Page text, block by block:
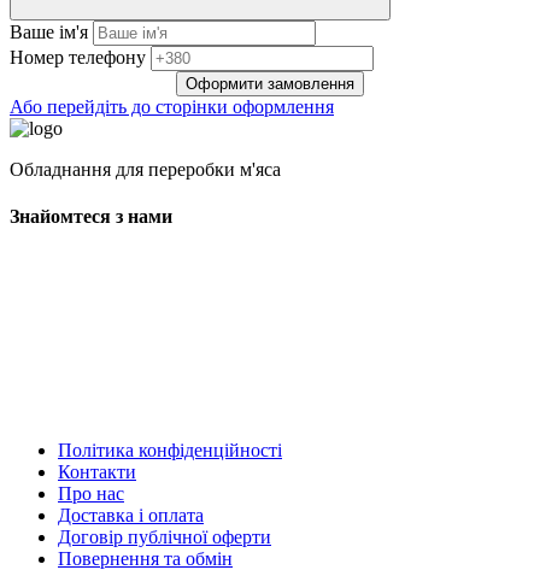
Ваше ім'я
Нoмep тeлeфoнy
Оформити замовлення
Або перейдіть до сторінки оформлення
Обладнання для переробки м'яса
Знайомтеся з нами
Політика конфіденційності
Контакти
Про нас
Доставка і оплата
Договір публічної оферти
Повернення та обмін